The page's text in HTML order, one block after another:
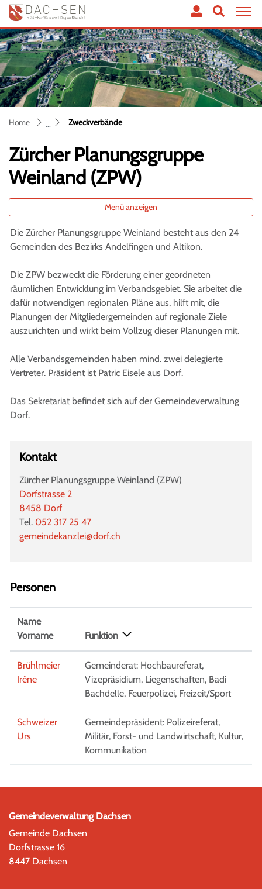
zur Startseite
Direkt zur Hauptnavigation
Direkt zum Inhalt
Direkt zur Suche
Direkt zum Stichwortverzeichnis
Dachsen
Home Zweckverbände(ausgewählt)
Zürcher Planungsgruppe
Weinland (ZPW)
Menü anzeigen
Die Zürcher Planungsgruppe Weinland besteht aus den 24
Gemeinden des Bezirks Andelfingen und Altikon.
Die ZPW bezweckt die Förderung einer geordneten
räumlichen Entwicklung im Verbandsgebiet. Sie arbeitet die
dafür notwendigen regionalen Pläne aus, hilft mit, die
Planungen der Mitgliedergemeinden auf regionale Ziele
auszurichten und wirkt beim Vollzug dieser Planungen mit.
Alle Verbandsgemeinden haben mind. zwei delegierte
Vertreter. Präsident ist Patric Eisele aus Dorf.
Das Sekretariat befindet sich auf der Gemeindeverwaltung
Dorf.
Kontakt
Zürcher Planungsgruppe Weinland (ZPW)
Dorfstrasse 2
8458 Dorf
Tel. 052 317 25 47
gemeindekanzlei@dorf.ch
Personen
Name
Vorname
Funktion
Brühlmeier
Irène
Gemeinderat: Hochbaureferat,
Vizepräsidium, Liegenschaften, Badi
Bachdelle, Feuerpolizei, Freizeit/Sport
Schweizer
Urs
Gemeindepräsident: Polizeireferat,
Militär, Forst- und Landwirtschaft, Kultur,
Kommunikation
Gemeindeverwaltung Dachsen
Gemeinde Dachsen
Dorfstrasse 16
8447 Dachsen